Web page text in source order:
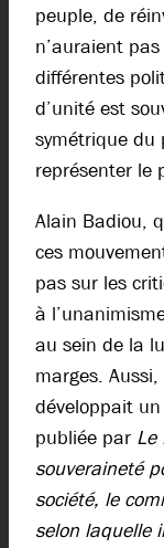
peuple, de
n’auraient
différentes
d’unité est
symétrique du
représenter le
Alain Badiou,
ces
pas sur les
à
au sein de la
marges.
développait
publiée par Le
souveraineté
société, le
selon laquelle